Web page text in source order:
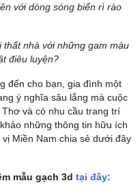
với dòng sóng biển rì rào
thất nhà với những gam màu
điêu luyện?
đến cho bạn, gia đình một
ý nghĩa sâu lắng mà cuộc
và có nhu cầu trang trí
những thông tin hữu ích
Miền Nam chia sẻ dưới đây
mẫu gạch 3d tại đây: